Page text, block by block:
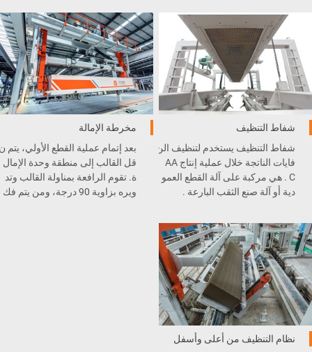
ة القلب إلى طاولة المنحدرة .
600 مم، وعرض اللوح الخرساني 6
08 مم. بالنسبة للوح هناك عملية ق
طع إضافية للأخدود.
شفاط التنظيف
شفاط التنظيف يستخدم لتنظيف الن
فايات الناتجة خلال عملية إنتاج AA
C . هي مركبة على آلة القطع العمو
دية أو آلة صنع الثقب البارعة .
مخرطة الإمالة
بعد إتمام عملية القطع الأولي، يتم
قل القالب إلى منطقة وحدة الإمال
ة. تقوم الرافعة بمناولة القالب وتد
ويره بزاوية 90 درجة، ومن يتم فك
نظام التنظيف من أعلى وأسفل